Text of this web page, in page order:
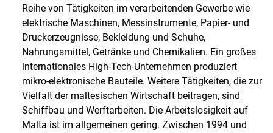
Reihe von Tätigkeiten im verarbeitenden Gewerbe wie
elektrische Maschinen, Messinstrumente, Papier- und
Druckerzeugnisse, Bekleidung und Schuhe,
Nahrungsmittel, Getränke und Chemikalien. Ein großes
internationales High-Tech-Unternehmen produziert
mikro-elektronische Bauteile. Weitere Tätigkeiten, die zur
Vielfalt der maltesischen Wirtschaft beitragen, sind
Schiffbau und Werftarbeiten. Die Arbeitslosigkeit auf
Malta ist im allgemeinen gering. Zwischen 1994 und